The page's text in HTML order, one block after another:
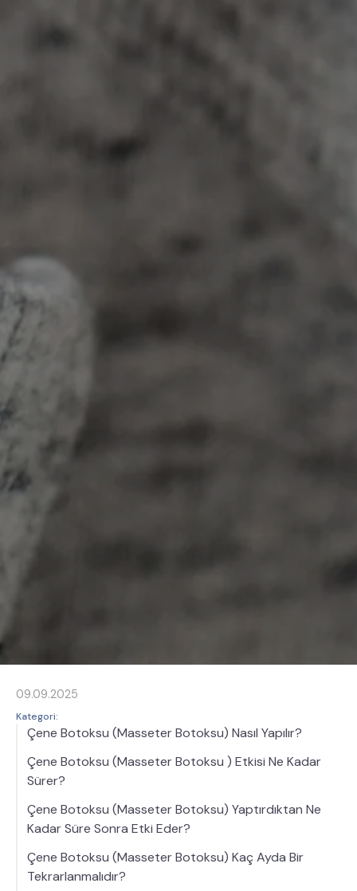
09.09.2025
Kategori:
Çene Botoksu (Masseter Botoksu) Nasıl Yapılır?
Çene Botoksu (Masseter Botoksu ) Etkisi Ne Kadar
Sürer?
Çene Botoksu (Masseter Botoksu) Yaptırdıktan Ne
Kadar Süre Sonra Etki Eder?
Çene Botoksu (Masseter Botoksu) Kaç Ayda Bir
Tekrarlanmalıdır?